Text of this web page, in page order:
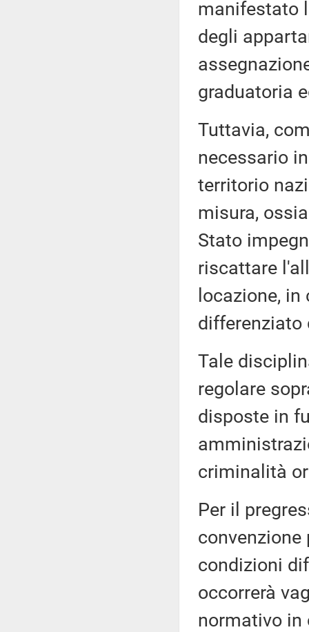
manifestato
degli
graduatoria
Tuttavia,
necessario
territorio
misura,
Stato
riscattare
locazione,
differenziato
Tale
regolare
disposte in
criminalità
Per il
condizioni
occorrerà
normativo in